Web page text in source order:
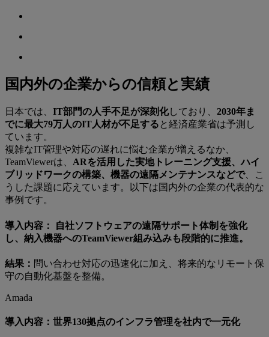
国内外の企業からの信頼と実績
日本では、 IT部門の人手不足が深刻化しており、 2030年ま
でに最大79万人のIT人材が不足する と経済産業省は予測し
ています。
複雑なIT管理や対応の遅れに悩む企業が増えるなか、
TeamViewerは、 ARを活用した実地トレーニング支援、ハイ
ブリッドワークの構築、機器の遠隔メンテナンスなどで、こ
うした課題に応えています。以下は国内外の企業の代表的な
事例です。
導入内容： 自社ソフトウェアの遠隔サポート体制を強化
し、納入機器へのTeamViewer組み込みも段階的に推進。
結果： 問い合わせ対応の迅速化に加え、将来的なリモート保
守の自動化基盤を整備。
Amada
導入内容：世界130拠点のインフラ管理を社内で一元化